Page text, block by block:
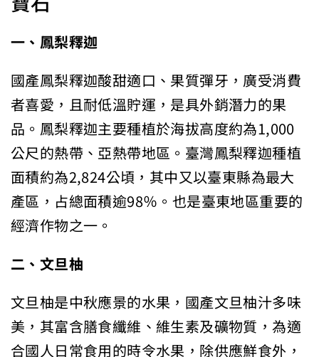
一、鳳梨釋迦
國產鳳梨釋迦酸甜適口、果質彈牙，廣受消費
者喜愛，且耐低溫貯運，是具外銷潛力的果
品。鳳梨釋迦主要種植於海拔高度約為1,000
公尺的熱帶、亞熱帶地區。臺灣鳳梨釋迦種植
面積約為2,824公頃，其中又以臺東縣為最大
產區，占總面積逾98％。也是臺東地區重要的
經濟作物之一。
二、文旦柚
文旦柚是中秋應景的水果，國產文旦柚汁多味
美，其富含膳食纖維、維生素及礦物質，為適